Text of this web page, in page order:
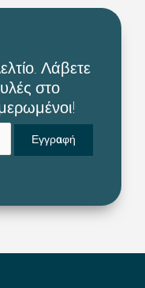
Λάβετε
στο